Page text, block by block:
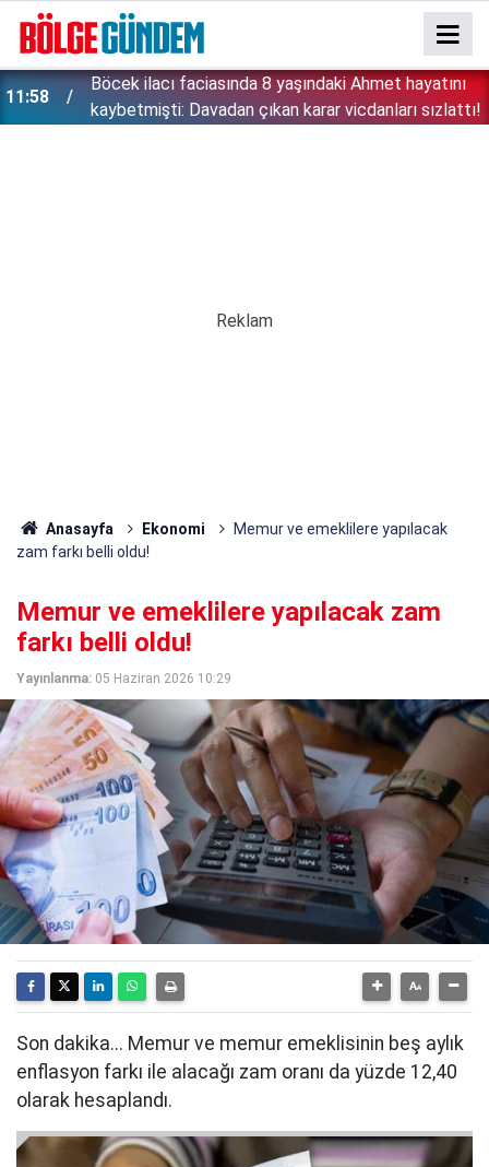
11:58
Böcek ilacı faciasında 8 yaşındaki Ahmet hayatını
kaybetmişti: Davadan çıkan karar vicdanları sızlattı!
Anasayfa Ekonomi
Memur ve emeklilere yapılacak
zam farkı belli oldu!
Memur ve emeklilere yapılacak zam
farkı belli oldu!
Yayınlanma: 05 Haziran 2026 10:29
Son dakika... Memur ve memur emeklisinin beş aylık
enflasyon farkı ile alacağı zam oranı da yüzde 12,40
olarak hesaplandı.